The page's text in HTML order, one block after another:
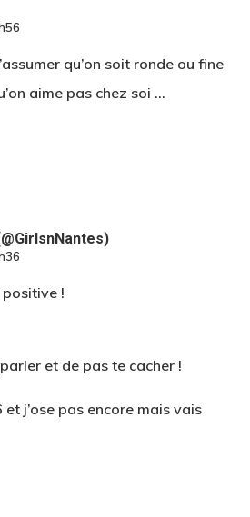
qu’on soit ronde ou fine
aime pas chez soi …
!
et de pas te cacher !
j’ose pas encore mais vais